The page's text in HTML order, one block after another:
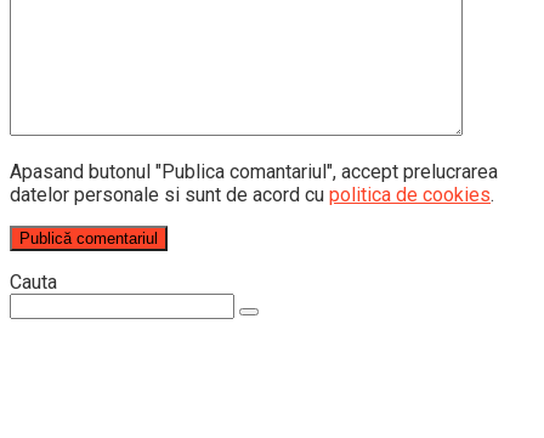
Apasand butonul "Publica comantariul", accept prelucrarea
datelor personale si sunt de acord cu politica de cookies.
Cauta